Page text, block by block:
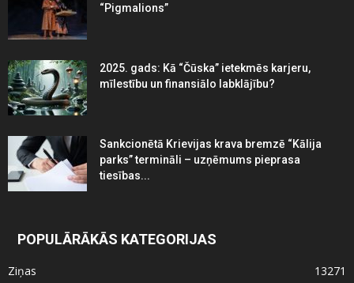
“Pigmalions”
2025. gads: Kā “Čūska” ietekmēs karjeru,
mīlestību un finansiālo labklājību?
Sankcionētā Krievijas krava bremzē “Kālija
parks” termināli – uzņēmums pieprasa
tiesības...
POPULĀRĀKĀS KATEGORIJAS
Ziņas
13271